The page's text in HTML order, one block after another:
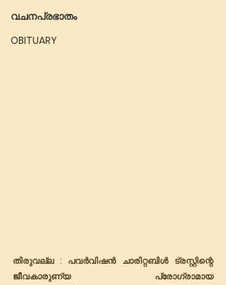
വചനപ്രഭാതം
OBITUARY
തിരുവല്ല : പവർവിഷൻ ചാരിറ്റബിൾ ട്രസ്റ്റിന്റെ
ജീവകാരുണ്യ പ്രോഗ്രാമായ